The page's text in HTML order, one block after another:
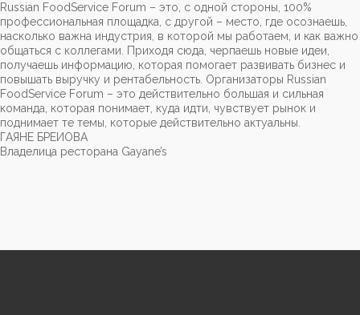
Russian FoodService Forum – это, с одной стороны, 100%
профессиональная площадка, с другой – место, где осознаешь,
насколько важна индустрия, в которой мы работаем, и как важно
общаться с коллегами. Приходя сюда, черпаешь новые идеи,
получаешь информацию, которая помогает развивать бизнес и
повышать выручку и рентабельность. Организаторы Russian
FoodService Forum – это действительно большая и сильная
команда, которая понимает, куда идти, чувствует рынок и
поднимает те темы, которые действительно актуальны.
ГАЯНЕ БРЕИОВА
Владелица ресторана Gayane’s